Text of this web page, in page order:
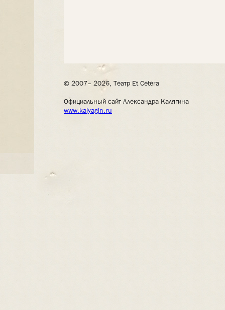
© 2007– 2026, Театр Et Cetera
Официальный сайт Александра Калягина
www.kalyagin.ru